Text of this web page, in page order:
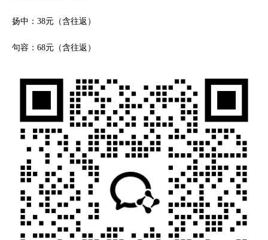
扬中：38元（含往返）
句容：68元（含往返）